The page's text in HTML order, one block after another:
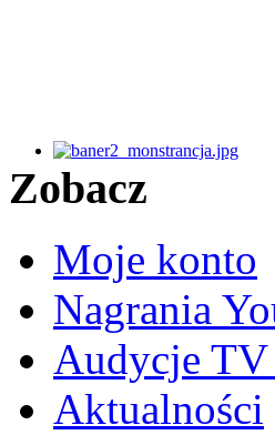
Zobacz
Moje konto
Nagrania
Audycje TV
Aktualności